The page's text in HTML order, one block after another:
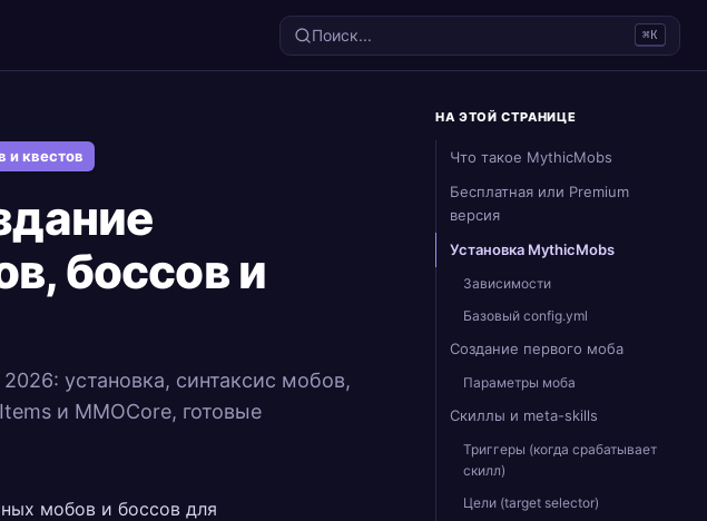
Поиск... ⌘K
и квестов
боссов и
установка, синтаксис мобов,
и MMOCore, готовые
мобов и боссов для
НА ЭТОЙ СТРАНИЦЕ
Что такое MythicMobs
Бесплатная или Premium
версия
Установка MythicMobs
Зависимости
Базовый config.yml
Создание первого моба
Параметры моба
Скиллы и meta-skills
Триггеры (когда срабатывает
скилл)
Цели (target selector)